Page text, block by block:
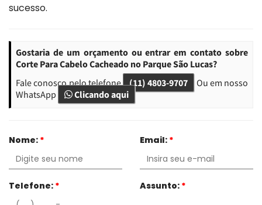
sucesso.
Gostaria de um orçamento ou entrar em contato sobre
Corte Para Cabelo Cacheado no Parque São Lucas?
Fale conosco pelo telefone (11) 4803-9707
Ou em nosso
WhatsApp
Clicando aqui
Nome: * Email: *
Telefone: * Assunto: *